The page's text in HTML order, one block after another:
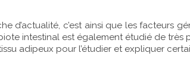
d’actualité, c’est ainsi que les facteurs
intestinal est également étudié de
adipeux pour l’étudier et expliquer